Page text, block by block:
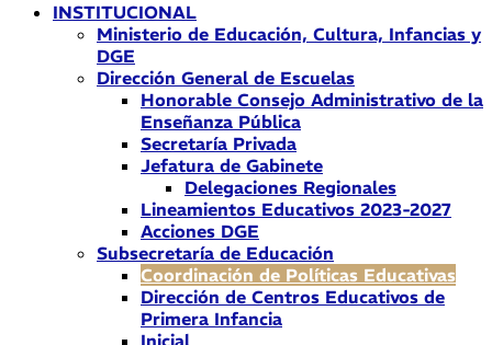
INSTITUCIONAL
Ministerio de Educación, Cultura, Infancias y
DGE
Dirección General de Escuelas
Honorable Consejo Administrativo de la
Enseñanza Pública
Secretaría Privada
Jefatura de Gabinete
Delegaciones Regionales
Lineamientos Educativos 2023-2027
Acciones DGE
Subsecretaría de Educación
Coordinación de Políticas Educativas
Dirección de Centros Educativos de
Primera Infancia
Inicial